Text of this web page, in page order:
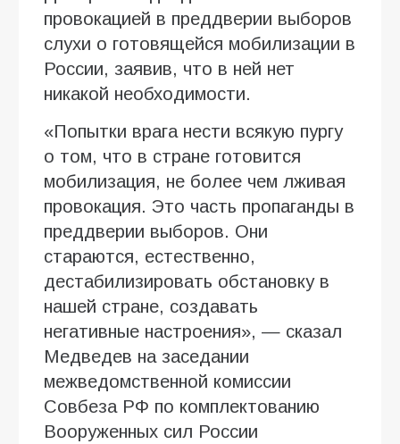
провокацией в преддверии выборов
слухи о готовящейся мобилизации в
России, заявив, что в ней нет
никакой необходимости.
«Попытки врага нести всякую пургу
о том, что в стране готовится
мобилизация, не более чем лживая
провокация. Это часть пропаганды в
преддверии выборов. Они
стараются, естественно,
дестабилизировать обстановку в
нашей стране, создавать
негативные настроения», — сказал
Медведев на заседании
межведомственной комиссии
Совбеза РФ по комплектованию
Вооруженных сил России